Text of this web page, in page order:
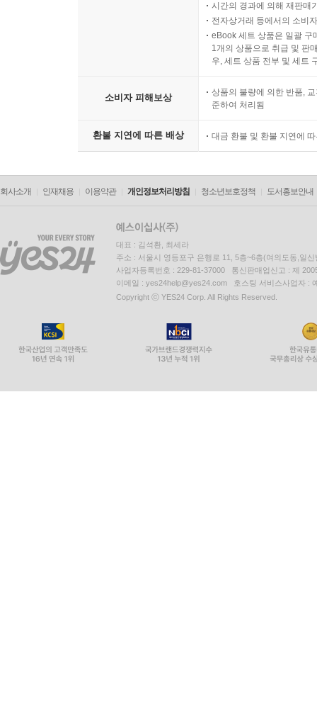
시간의 경과에 의해 재판매
전자상거래 등에서의 소비
eBook 세트 상품은 일괄 구
1개의 상품으로 취급 및 판
우, 세트 상품 전부 및 세트
소비자 피해보상
상품의 불량에 의한 반품,
준하여 처리됨
환불 지연에 따른 배상 대금 환불 및 환불 지연에
회사소개 인재채용 이용약관 개인정보처리방침 청소년보호정책 도서홍보안내
대표 : 김석환, 최세라
주소 : 서울시 영등포구 은행로 11, 5층~6층(여의도동,일신
사업자등록번호 : 229-81-37000 통신판매업신고 : 제
이메일 : yes24help@yes24.com 호스팅 서비스사업자 :
Copyright ⓒ YES24 Corp. All Rights Reserved.